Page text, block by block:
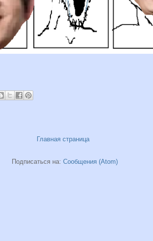
Главная страница
Подписаться на: Сообщения (Atom)